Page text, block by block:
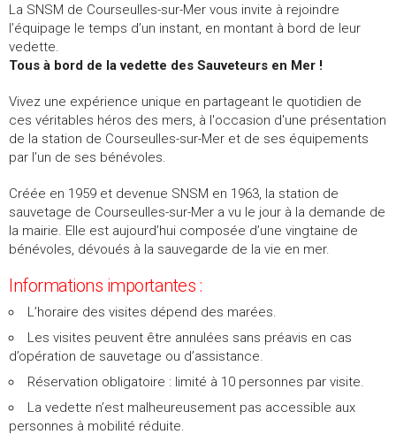
La SNSM de Courseulles-sur-Mer vous invite à rejoindre
l’équipage le temps d’un instant, en montant à bord de leur
vedette.
Tous à bord de la vedette des Sauveteurs en Mer !
Vivez une expérience unique en partageant le quotidien de
ces véritables héros des mers, à l'occasion d'une présentation
de la station de Courseulles-sur-Mer et de ses équipements
par l’un de ses bénévoles.
Créée en 1959 et devenue SNSM en 1963, la station de
sauvetage de Courseulles-sur-Mer a vu le jour à la demande de
la mairie. Elle est aujourd’hui composée d’une vingtaine de
bénévoles, dévoués à la sauvegarde de la vie en mer.
Informations importantes :
L’horaire des visites dépend des marées.
Les visites peuvent être annulées sans préavis en cas
d’opération de sauvetage ou d’assistance.
Réservation obligatoire : limité à 10 personnes par visite.
La vedette n’est malheureusement pas accessible aux
personnes à mobilité réduite.